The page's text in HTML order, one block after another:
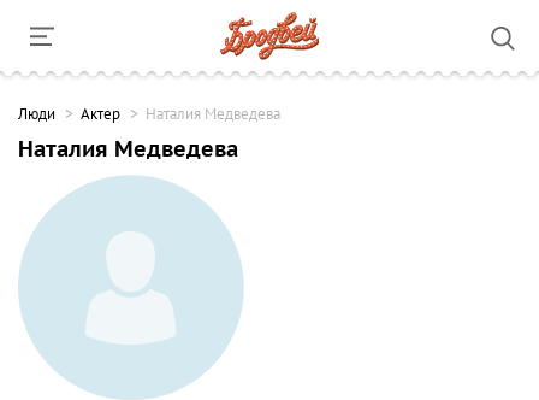
Люди Актер Наталия Медведева
Наталия Медведева